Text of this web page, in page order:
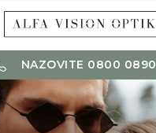
NAZOVITE 0800 0890